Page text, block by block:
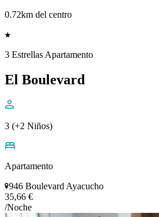
0.72km del centro
3 Estrellas Apartamento
El Boulevard
3 (+2 Niños)
Apartamento
946 Boulevard Ayacucho
35,66 €
/Noche